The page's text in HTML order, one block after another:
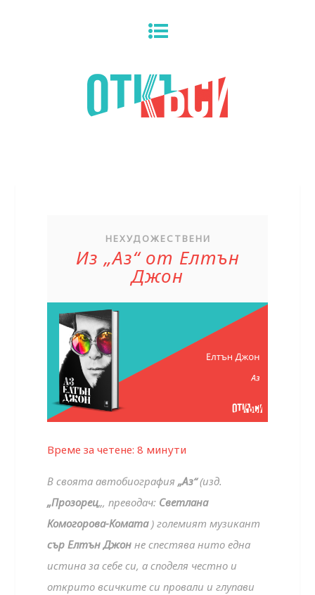
НЕХУДОЖЕСТВЕНИ
Из „Аз“ от Елтън
Джон
Време за четене:8 минути
В своята автобиография„Аз“(изд.
„Прозорец„, преводач: Светлана
Комогорова-Комата ) големият музикант
сър Елтън Джон не спестява нито една
истина за себе си, а споделя честно и
открито всичките си провали и глупави